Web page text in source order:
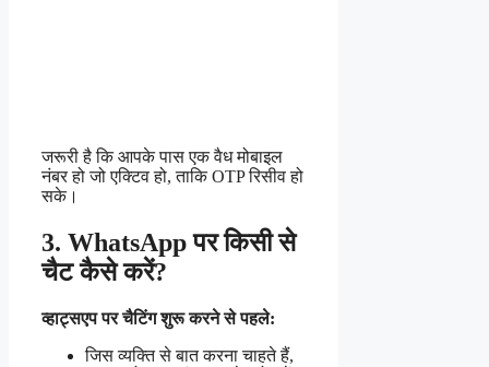
जरूरी है कि आपके पास एक वैध मोबाइल
नंबर हो जो एक्टिव हो, ताकि OTP रिसीव हो
सके।
3. WhatsApp पर किसी से
चैट कैसे करें?
व्हाट्सएप पर चैटिंग शुरू करने से पहले:
जिस व्यक्ति से बात करना चाहते हैं,